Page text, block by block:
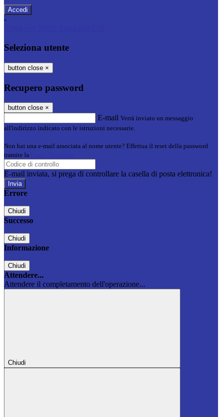
-
Seleziona utente
button close ×
Recupero password
button close ×
E-mail Verrà inviato un messaggio
all'indirizzo indicato con le istruzioni necessarie.
Non hai una e-mail associata al nome utente? Effettua il reset della password
tramite la
E-mail inviata, si prega di controllare la casella di posta elettronica!
Errore
Chiudi
Successo
Chiudi
Informazione
Chiudi
Attendere...
Attendere il completamento dell'operazione...
Chiudi